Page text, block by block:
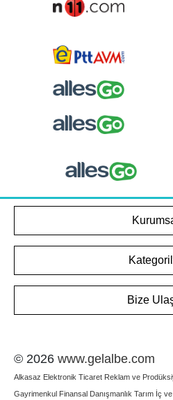
Bize
© 2026 www.gelalbe.com
Alkasaz Elektronik Ticaret Reklam ve
Gayrimenkul Finansal Danışmanlık Tarım İç ve